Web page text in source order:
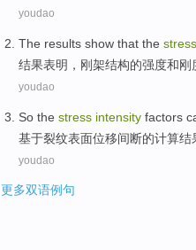
youdao
The results show that the stress
结果表明 ，刚架结构的强度和刚
youdao
So the stress intensity factors
基于裂纹表面位移间断的计算结
youdao
更多双语例句